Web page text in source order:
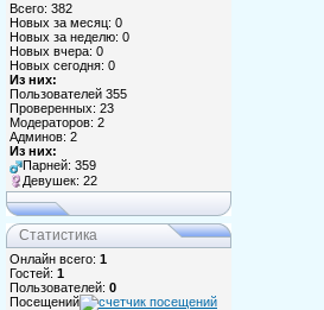
Всего: 382
Новых за месяц: 0
Новых за неделю: 0
Новых вчера: 0
Новых сегодня: 0
Из них:
Пользователей 355
Проверенных: 23
Модераторов: 2
Админов: 2
Из них:
Парней: 359
Девушек: 22
Статистика
Онлайн всего: 1
Гостей: 1
Пользователей: 0
Посещений